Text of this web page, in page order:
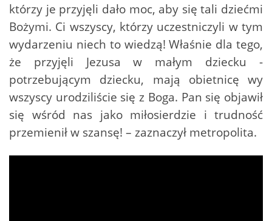
którzy je przyjęli dało moc, aby się tali dziećmi
Bożymi. Ci wszyscy, którzy uczestniczyli w tym
wydarzeniu niech to wiedzą! Właśnie dla tego,
że przyjęli Jezusa w małym dziecku -
potrzebującym dziecku, mają obietnicę wy
wszyscy urodziliście się z Boga. Pan się objawił
się wśród nas jako miłosierdzie i trudność
przemienił w szansę! – zaznaczył metropolita.